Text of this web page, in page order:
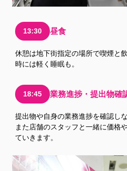
13:30 昼食
休憩は地下街指定の場所で喫煙と
時には軽く睡眠も。
18:45 業務進捗・提出物確
提出物や自身の業務進捗を確認し
また店舗のスタッフと一緒に価格
ていきます。